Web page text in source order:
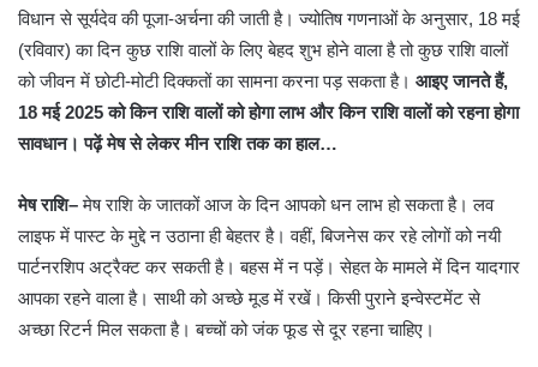
विधान से सूर्यदेव की पूजा-अर्चना की जाती है। ज्योतिष गणनाओं के अनुसार, 18 मई
(रविवार) का दिन कुछ राशि वालों के लिए बेहद शुभ होने वाला है तो कुछ राशि वालों
को जीवन में छोटी-मोटी दिक्कतों का सामना करना पड़ सकता है। आइए जानते हैं,
18 मई 2025 को किन राशि वालों को होगा लाभ और किन राशि वालों को रहना होगा
सावधान। पढ़ें मेष से लेकरमीन राशितक का हाल…
मेष राशि–मेष राशि के जातकों आज के दिन आपको धन लाभ हो सकता है। लव
लाइफ में पास्ट के मुद्दे न उठाना ही बेहतर है। वहीं, बिजनेस कर रहे लोगों को नयी
पार्टनरशिप अट्रैक्ट कर सकती है। बहस में न पड़ें। सेहत के मामले में दिन यादगार
आपका रहने वाला है। साथी को अच्छे मूड में रखें। किसी पुराने इन्वेस्टमेंट से
अच्छा रिटर्न मिल सकता है। बच्चों को जंक फूड से दूर रहना चाहिए।